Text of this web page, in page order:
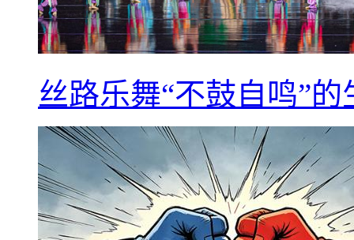
丝路乐舞“不鼓自鸣”